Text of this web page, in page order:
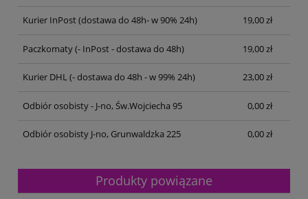
Kurier InPost(dostawa do 48h- w 90% 24h) 19,00 zł
Paczkomaty(- InPost - dostawa do 48h) 19,00 zł
Kurier DHL(- dostawa do 48h - w 99% 24h) 23,00 zł
Odbiór osobisty - J-no, Św.Wojciecha 95 0,00 zł
Odbiór osobisty J-no, Grunwaldzka 225 0,00 zł
Produkty powiązane